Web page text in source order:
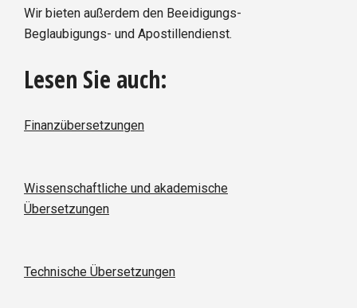
Wir bieten außerdem den Beeidigungs-
Beglaubigungs- und Apostillendienst.
Lesen Sie auch:
Finanzübersetzungen
Wissenschaftliche und akademische
Übersetzungen
Technische Übersetzungen